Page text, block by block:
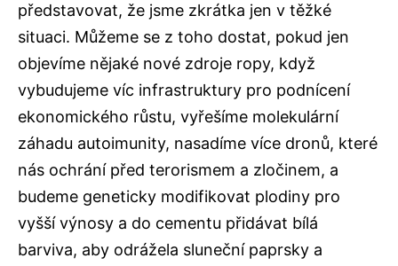
představovat, že jsme zkrátka jen v těžké
situaci. Můžeme se z toho dostat, pokud jen
objevíme nějaké nové zdroje ropy, když
vybudujeme víc infrastruktury pro podnícení
ekonomického růstu, vyřešíme molekulární
záhadu autoimunity, nasadíme více dronů, které
nás ochrání před terorismem a zločinem, a
budeme geneticky modifikovat plodiny pro
vyšší výnosy a do cementu přidávat bílá
barviva, aby odrážela sluneční paprsky a